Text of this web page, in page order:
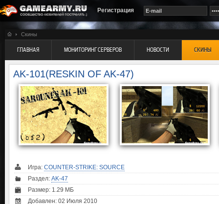
Регистрация
Скины
ГЛАВНАЯ МОНИТОРИНГ СЕРВЕРОВ НОВОСТИ СКИНЫ
AK-101(RESKIN OF AK-47)
Игра: COUNTER-STRIKE: SOURCE
Раздел: AK-47
Размер: 1.29 МБ
Добавлен: 02 Июля 2010